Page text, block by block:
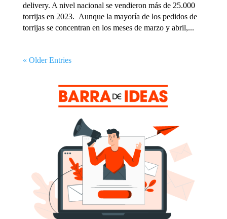
delivery. A nivel nacional se vendieron más de 25.000
torrijas en 2023. Aunque la mayoría de los pedidos de
torrijas se concentran en los meses de marzo y abril,...
« Older Entries